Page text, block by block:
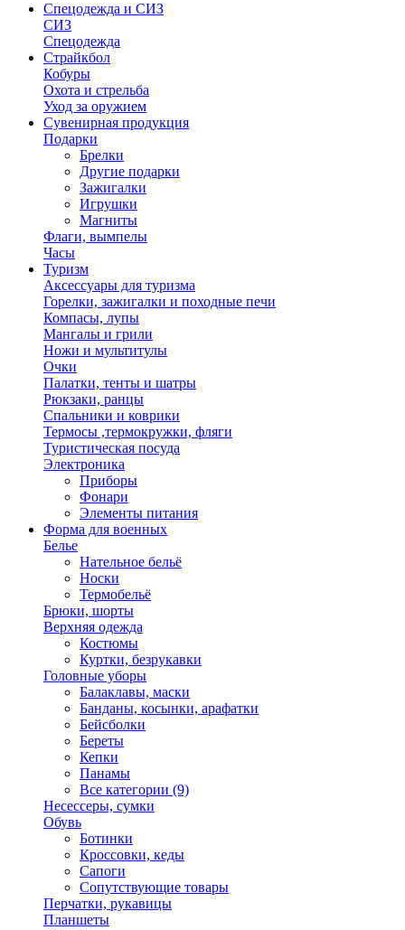
Спецодежда и СИЗ
СИЗ
Спецодежда
Страйкбол
Кобуры
Охота и стрельба
Уход за оружием
Сувенирная продукция
Подарки
Брелки
Другие подарки
Зажигалки
Игрушки
Магниты
Флаги, вымпелы
Часы
Туризм
Аксессуары для туризма
Горелки, зажигалки и походные печи
Компасы, лупы
Мангалы и грили
Ножи и мультитулы
Очки
Палатки, тенты и шатры
Рюкзаки, ранцы
Спальники и коврики
Термосы ,термокружки, фляги
Туристическая посуда
Электроника
Приборы
Фонари
Элементы питания
Форма для военных
Белье
Нательное бельё
Носки
Термобельё
Брюки, шорты
Верхняя одежда
Костюмы
Куртки, безрукавки
Головные уборы
Балаклавы, маски
Банданы, косынки, арафатки
Бейсболки
Береты
Кепки
Панамы
Все категории (9)
Несессеры, сумки
Обувь
Ботинки
Кроссовки, кеды
Сапоги
Сопутствующие товары
Перчатки, рукавицы
Планшеты